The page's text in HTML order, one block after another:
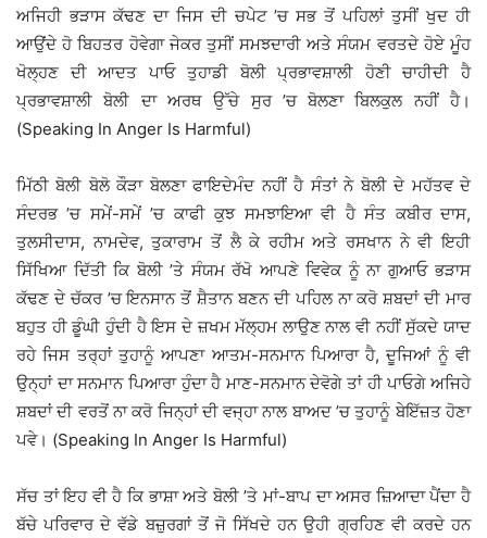
ਅਜਿਹੀ ਭੜਾਸ ਕੱਢਣ ਦਾ ਜਿਸ ਦੀ ਚਪੇਟ ’ਚ ਸਭ ਤੋਂ ਪਹਿਲਾਂ ਤੁਸੀਂ ਖੁਦ ਹੀ
ਆਉਂਦੇ ਹੋ ਬਿਹਤਰ ਹੋਵੇਗਾ ਜੇਕਰ ਤੁਸੀਂ ਸਮਝਦਾਰੀ ਅਤੇ ਸੰਯਮ ਵਰਤਦੇ ਹੋਏ ਮੂੰਹ
ਖੋਲ੍ਹਣ ਦੀ ਆਦਤ ਪਾਓ ਤੁਹਾਡੀ ਬੋਲੀ ਪ੍ਰਭਾਵਸ਼ਾਲੀ ਹੋਣੀ ਚਾਹੀਦੀ ਹੈ
ਪ੍ਰਭਾਵਸ਼ਾਲੀ ਬੋਲੀ ਦਾ ਅਰਥ ਉੱਚੇ ਸੁਰ ’ਚ ਬੋਲਣਾ ਬਿਲਕੁਲ ਨਹੀਂ ਹੈ।
(Speaking In Anger Is Harmful)
ਮਿੱਠੀ ਬੋਲੀ ਬੋਲੋ ਕੌੜਾ ਬੋਲਣਾ ਫਾਇਦੇਮੰਦ ਨਹੀਂ ਹੈ ਸੰਤਾਂ ਨੇ ਬੋਲੀ ਦੇ ਮਹੱਤਵ ਦੇ
ਸੰਦਰਭ ’ਚ ਸਮੇਂ-ਸਮੇਂ ’ਚ ਕਾਫੀ ਕੁਝ ਸਮਝਾਇਆ ਵੀ ਹੈ ਸੰਤ ਕਬੀਰ ਦਾਸ,
ਤੁਲਸੀਦਾਸ, ਨਾਮਦੇਵ, ਤੁਕਾਰਾਮ ਤੋਂ ਲੈ ਕੇ ਰਹੀਮ ਅਤੇ ਰਸਖਾਨ ਨੇ ਵੀ ਇਹੀ
ਸਿੱਖਿਆ ਦਿੱਤੀ ਕਿ ਬੋਲੀ ’ਤੇ ਸੰਯਮ ਰੱਖੋ ਆਪਣੇ ਵਿਵੇਕ ਨੂੰ ਨਾ ਗੁਆਓ ਭੜਾਸ
ਕੱਢਣ ਦੇ ਚੱਕਰ ’ਚ ਇਨਸਾਨ ਤੋਂ ਸ਼ੈਤਾਨ ਬਣਨ ਦੀ ਪਹਿਲ ਨਾ ਕਰੋ ਸ਼ਬਦਾਂ ਦੀ ਮਾਰ
ਬਹੁਤ ਹੀ ਡੂੰਘੀ ਹੁੰਦੀ ਹੈ ਇਸ ਦੇ ਜ਼ਖਮ ਮੱਲ੍ਹਮ ਲਾਉਣ ਨਾਲ ਵੀ ਨਹੀਂ ਸੁੱਕਦੇ ਯਾਦ
ਰਹੇ ਜਿਸ ਤਰ੍ਹਾਂ ਤੁਹਾਨੂੰ ਆਪਣਾ ਆਤਮ-ਸਨਮਾਨ ਪਿਆਰਾ ਹੈ, ਦੂਜਿਆਂ ਨੂੰ ਵੀ
ਉਨ੍ਹਾਂ ਦਾ ਸਨਮਾਨ ਪਿਆਰਾ ਹੁੰਦਾ ਹੈ ਮਾਣ-ਸਨਮਾਨ ਦੇਵੋਗੇ ਤਾਂ ਹੀ ਪਾਓਗੇ ਅਜਿਹੇ
ਸ਼ਬਦਾਂ ਦੀ ਵਰਤੋਂ ਨਾ ਕਰੋ ਜਿਨ੍ਹਾਂ ਦੀ ਵਜ੍ਹਾ ਨਾਲ ਬਾਅਦ ’ਚ ਤੁਹਾਨੂੰ ਬੇਇੱਜ਼ਤ ਹੋਣਾ
ਪਵੇ। (Speaking In Anger Is Harmful)
ਸੱਚ ਤਾਂ ਇਹ ਵੀ ਹੈ ਕਿ ਭਾਸ਼ਾ ਅਤੇ ਬੋਲੀ ’ਤੇ ਮਾਂ-ਬਾਪ ਦਾ ਅਸਰ ਜ਼ਿਆਦਾ ਪੈਂਦਾ ਹੈ
ਬੱਚੇ ਪਰਿਵਾਰ ਦੇ ਵੱਡੇ ਬਜ਼ੁਰਗਾਂ ਤੋਂ ਜੋ ਸਿੱਖਦੇ ਹਨ ਉਹੀ ਗ੍ਰਹਿਣ ਵੀ ਕਰਦੇ ਹਨ